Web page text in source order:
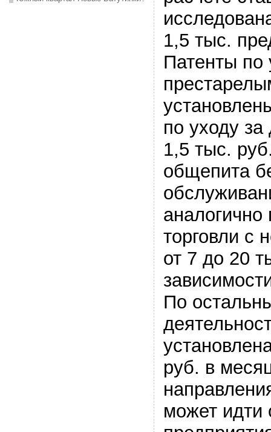
1,5 тыс.
Патенты по
по уходу
1,5 тыс.
общепита
торговли
от 7 до 20
По
руб. в
может идти